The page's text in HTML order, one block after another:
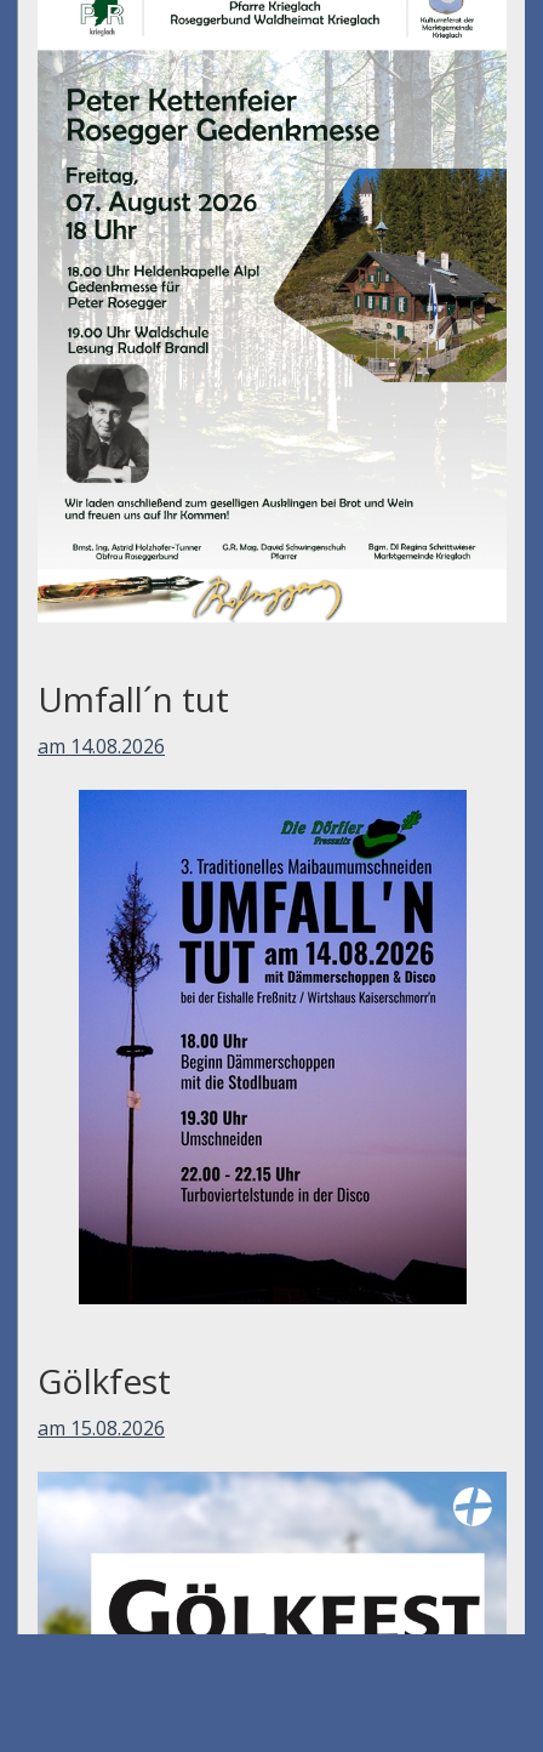
Umfall´n tut
am 14.08.2026
Gölkfest
am 15.08.2026